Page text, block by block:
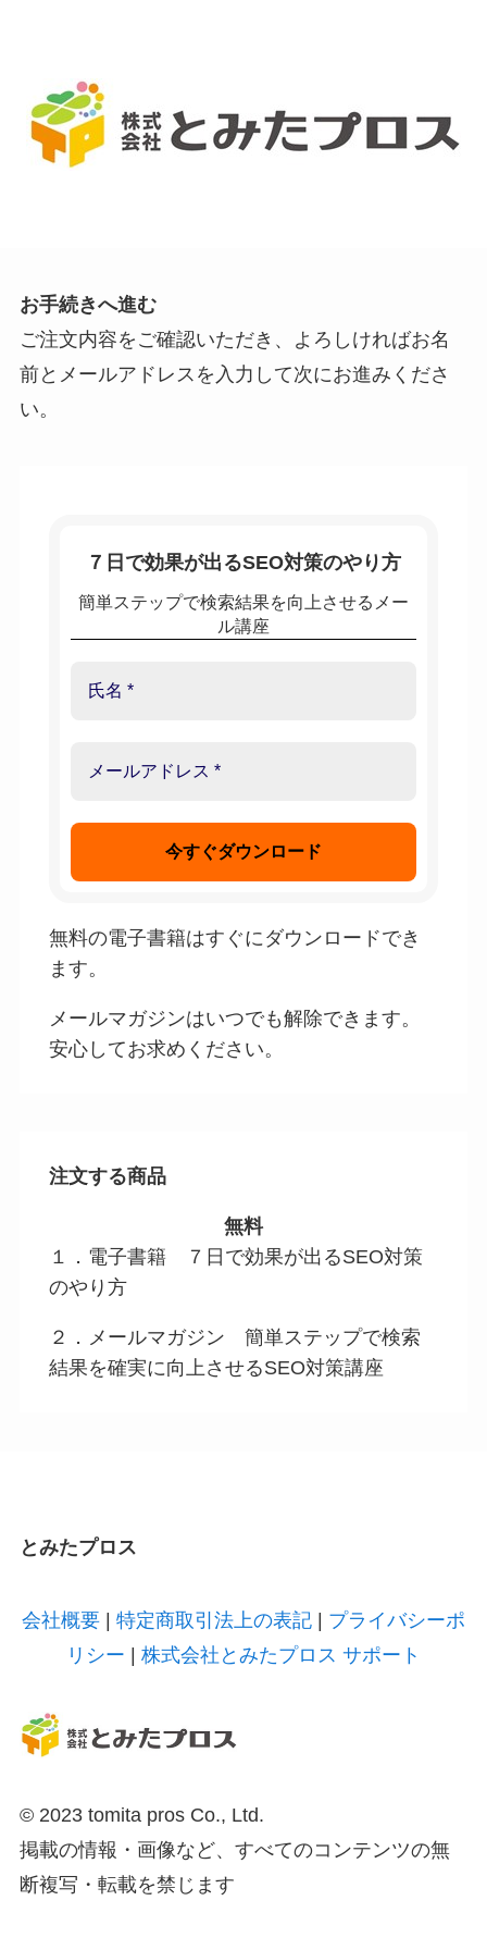
お手続きへ進む
ご注文内容をご確認いただき、よろしければお名
前とメールアドレスを入力して次にお進みくださ
い。
７日で効果が出るSEO対策のやり方
簡単ステップで検索結果を向上させるメー
ル講座
無料の電子書籍はすぐにダウンロードでき
ます。
メールマガジンはいつでも解除できます。
安心してお求めください。
注文する商品
無料
１．電子書籍 ７日で効果が出るSEO対策
のやり方
２．メールマガジン 簡単ステップで検索
結果を確実に向上させるSEO対策講座
とみたプロス
会社概要 特定商取引法上の表記
プライバシーポ
リシー
株式会社とみたプロス サポート
© 2023 tomita pros Co., Ltd.
掲載の情報・画像など、すべてのコンテンツの無
断複写・転載を禁じます